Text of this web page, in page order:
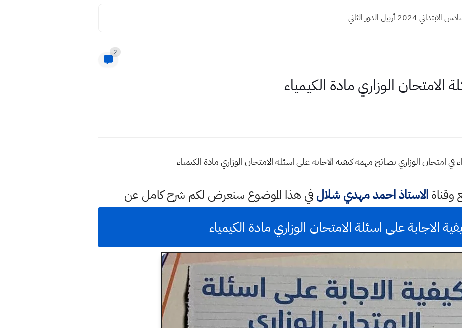
2024 أربيل الدور الثاني
2
الامتحان الوزاري مادة الكيمياء
في امتحان الوزاري نصائح مهمة كيفية الاجابة على اسئلة الامتحان الوزاري مادة الكيمياء
وقناةالاستاذ احمد مهدي شلالفي هذا الموضوع سنعرض لكم شرح كامل عن
الاجابة على اسئلة الامتحان الوزاري مادة الكيمياء